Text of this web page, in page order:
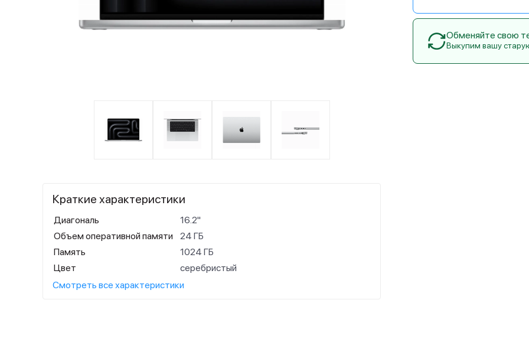
Краткие характеристики
Диагональ
16.2"
Объем оперативной памяти
24 ГБ
Память
1024 ГБ
Цвет
серебристый
Смотреть все характеристики
Обменяйте свою
Выкупим вашу